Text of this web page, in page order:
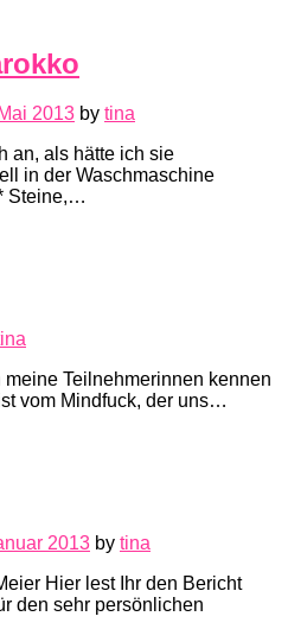
2013 by tina
an, als hätte ich sie
in der Waschmaschine
Steine,…
meine Teilnehmerinnen kennen
vom Mindfuck, der uns…
2013 by tina
Hier lest Ihr den Bericht
den sehr persönlichen